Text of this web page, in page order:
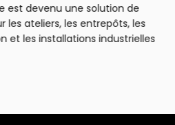
devenu une solution de
ateliers, les entrepôts, les
les installations industrielles